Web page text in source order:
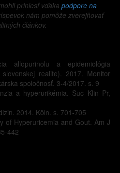
priniesť vďaka podpore na
nám pomôže zverejňovať
článkov.
allopurinolu a epidemiológia
realite). 2017. Monitor
spoločnosť. 3-4/2017. s. 9
a hyperurikémia. Suc Klin Pr,
2014. Köln. s. 701-705
of Hyperuricemia and Gout. Am J
442